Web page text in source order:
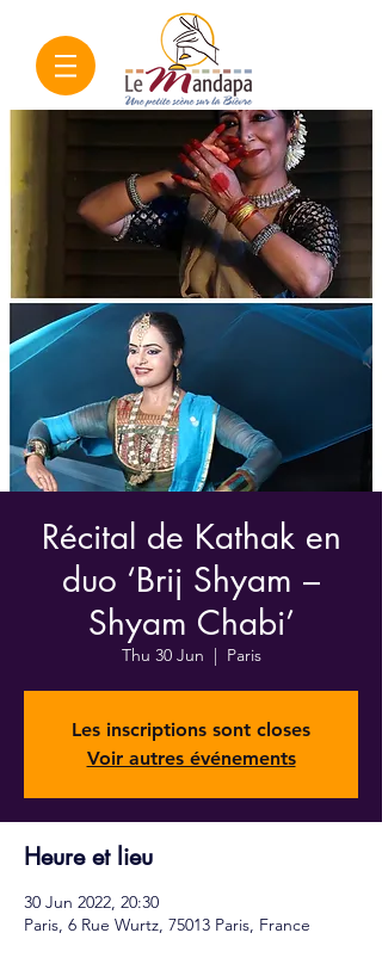
Récital de Kathak en
duo ‘Brij Shyam –
Shyam Chabi’
Thu 30 Jun
  |
Paris
Les inscriptions sont closes
Voir autres événements
Heure et lieu
30 Jun 2022, 20:30
Paris, 6 Rue Wurtz, 75013 Paris, France